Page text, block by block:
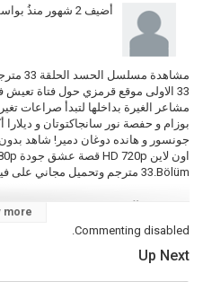
أضيف 2 شهور منذُ
33 الاولى موقع قرمزي حول فتاة
مشاعر الغيرة بداخلها لتبدأ صراعات
بوزام و حفصة نور سانجاكتوتان و
33.Bölüm مترجم وتحميل مجاني على فيديو نسائم
مسلسلات تركية مسلسل الحسد
,
more
Commenting disabled.
Up Next